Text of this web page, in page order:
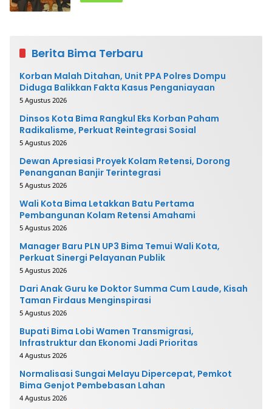
Berita Bima Terbaru
Korban Malah Ditahan, Unit PPA Polres Dompu
Diduga Balikkan Fakta Kasus Penganiayaan
5 Agustus 2026
Dinsos Kota Bima Rangkul Eks Korban Paham
Radikalisme, Perkuat Reintegrasi Sosial
5 Agustus 2026
Dewan Apresiasi Proyek Kolam Retensi, Dorong
Penanganan Banjir Terintegrasi
5 Agustus 2026
Wali Kota Bima Letakkan Batu Pertama
Pembangunan Kolam Retensi Amahami
5 Agustus 2026
Manager Baru PLN UP3 Bima Temui Wali Kota,
Perkuat Sinergi Pelayanan Publik
5 Agustus 2026
Dari Anak Guru ke Doktor Summa Cum Laude, Kisah
Taman Firdaus Menginspirasi
5 Agustus 2026
Bupati Bima Lobi Wamen Transmigrasi,
Infrastruktur dan Ekonomi Jadi Prioritas
4 Agustus 2026
Normalisasi Sungai Melayu Dipercepat, Pemkot
Bima Genjot Pembebasan Lahan
4 Agustus 2026